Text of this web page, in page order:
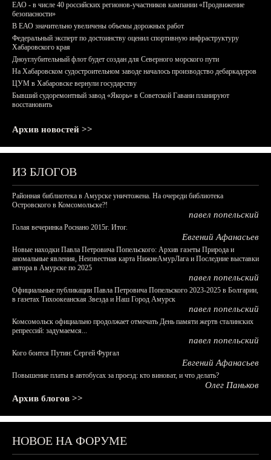
ЕАО - в числе 40 российских регионов-участников кампании «Продвижение
безопасности»
В ЕАО значительно увеличены объемы дорожных работ
Федеральный эксперт по достоинству оценил спортивную инфраструктуру
Хабаровского края
Дноуглубительный флот будет создан для Северного морского пути
На Хабаровском судостроительном заводе началось производство дебаркадеров
ЦУМ в Хабаровске вернули государству
Бывший судоремонтный завод «Якорь» в Советской Гавани планируют
восстановить
Архив новостей >>
ИЗ БЛОГОВ
Районная библиотека в Амурске уничтожена. На очереди библиотека
Островского в Комсомольске?!
павел попельский
Голая вечеринка Роснано 2015г. Итог.
Евгений Афанасьев
Новые находки Павла Петровича Попельского: Архив газеты Природа и
аномальные явления, Неизвестная карта НижнеАмурЛага и Последние выставки
автора в Амурске по 2025
павел попельский
Официальные публикации Павла Петровича Попельского 2023-2025 в Болгарии,
в газетах Тихоокеанская Звезда и Наш Город Амурск
павел попельский
Комсомольск официально продолжает отмечать День памяти жертв сталинских
репрессий: задумаемся...
павел попельский
Кого боится Путин: Сергей Фургал
Евгений Афанасьев
Повышение платы в автобусах за проезд: кто виноват, и что делать?
Олег Паньков
Архив блогов >>
НОВОЕ НА ФОРУМЕ